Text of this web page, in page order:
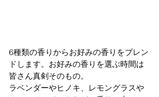
6種類の香りからお好みの香りをブレン
ドします。お好みの香りを選ぶ時間は
皆さん真剣そのもの。
ラベンダーやヒノキ、レモングラスや